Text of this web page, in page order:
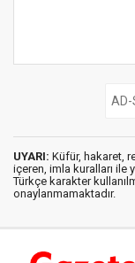
UYARI: Küfür, hakaret,
içeren, imla kuralları ile
Türkçe karakter
onaylanmamaktadır.